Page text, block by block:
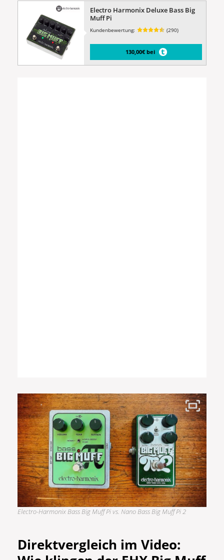
Electro Harmonix Deluxe Bass Big
Muff Pi
Kundenbewertung: (290)
130,00€ bei
Electro-Harmonix Bass Big Muff Pi vs. Nano Bass Big Muff Pi 2
Direktvergleich im Video: